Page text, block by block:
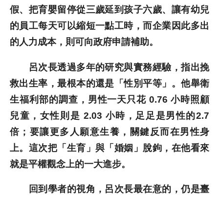
假、把育嬰留停從三歲延到孩子六歲、讓有幼兒
的員工每天可以縮短一點工時，而企業因此多出
的人力成本，則可向政府申請補助。
呂次長透過多年的研究與實務經驗，指出挽
救出生率，最根本的還是「性別平等」。他舉衛
生福利部的調查，男性一天只花 0.76 小時照顧
兒童，女性則是 2.03 小時，足足是男性的2.7
倍；要讓更多人願意生養，關鍵反而在男性身
上。這次把「生育」與「婚姻」脫鉤，在他看來
就是平權觀念上的一大進步。
回到學者的視角，呂次長最在意的，仍是臺